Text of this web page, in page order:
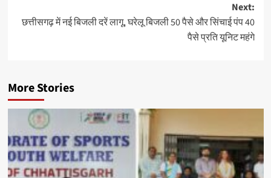
Next:
छत्तीसगढ़ में नई बिजली दरें लागू, घरेलू बिजली 50 पैसे और सिंचाई पंप 40
पैसे प्रति यूनिट महंगे
More Stories